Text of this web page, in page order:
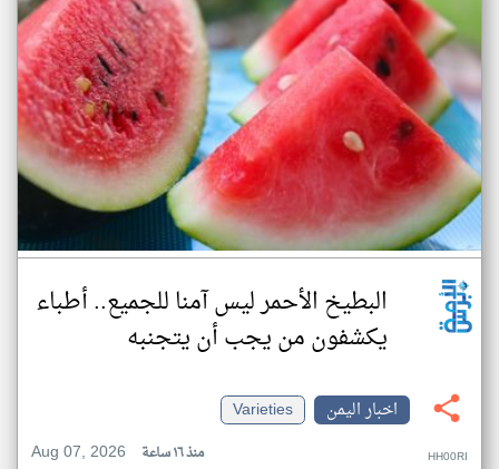
البطيخ الأحمر ليس آمنا للجميع.. أطباء
يكشفون من يجب أن يتجنبه
اخبار اليمن
Varieties
Aug 07, 2026
منذ ١٦ ساعة HH00RI